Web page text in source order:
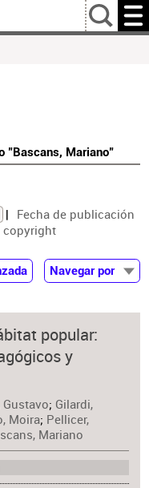
…
"Bascans, Mariano"
Fecha de publicación
copyright
Navegar por
Autor
Colaborador
Materia
popular:
y
Gustavo; Gilardi,
Moira; Pellicer,
Mariano